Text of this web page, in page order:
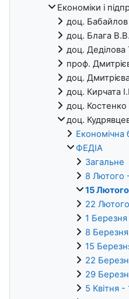
Економіки i
доц.
доц. Блага В.В.
доц. Деділова
проф.
доц.
доц. Кирчата
доц.
доц.
Економічна
ФЕДІА
Загальне
8 Лютого
15
22
1
8
15
22
29
5 Квітня -